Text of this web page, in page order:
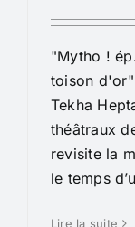
"Mytho !
toison
Tekha
théâtraux
revisite la
le temps
Lire la suite